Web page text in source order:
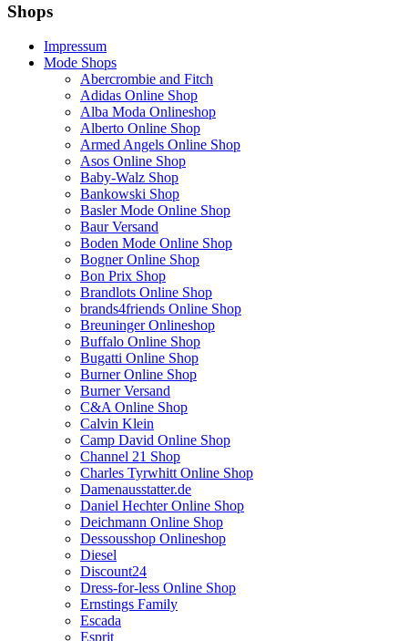
Shops
Impressum
Mode Shops
Abercrombie and Fitch
Adidas Online Shop
Alba Moda Onlineshop
Alberto Online Shop
Armed Angels Online Shop
Asos Online Shop
Baby-Walz Shop
Bankowski Shop
Basler Mode Online Shop
Baur Versand
Boden Mode Online Shop
Bogner Online Shop
Bon Prix Shop
Brandlots Online Shop
brands4friends Online Shop
Breuninger Onlineshop
Buffalo Online Shop
Bugatti Online Shop
Burner Online Shop
Burner Versand
C&A Online Shop
Calvin Klein
Camp David Online Shop
Channel 21 Shop
Charles Tyrwhitt Online Shop
Damenausstatter.de
Daniel Hechter Online Shop
Deichmann Online Shop
Dessousshop Onlineshop
Diesel
Discount24
Dress-for-less Online Shop
Ernstings Family
Escada
Esprit